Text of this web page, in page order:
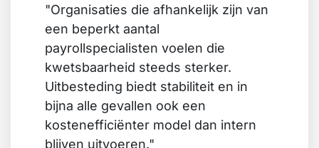
"Organisaties die afhankelijk zijn van
een beperkt aantal
payrollspecialisten voelen die
kwetsbaarheid steeds sterker.
Uitbesteding biedt stabiliteit en in
bijna alle gevallen ook een
kostenefficiënter model dan intern
blijven uitvoeren."